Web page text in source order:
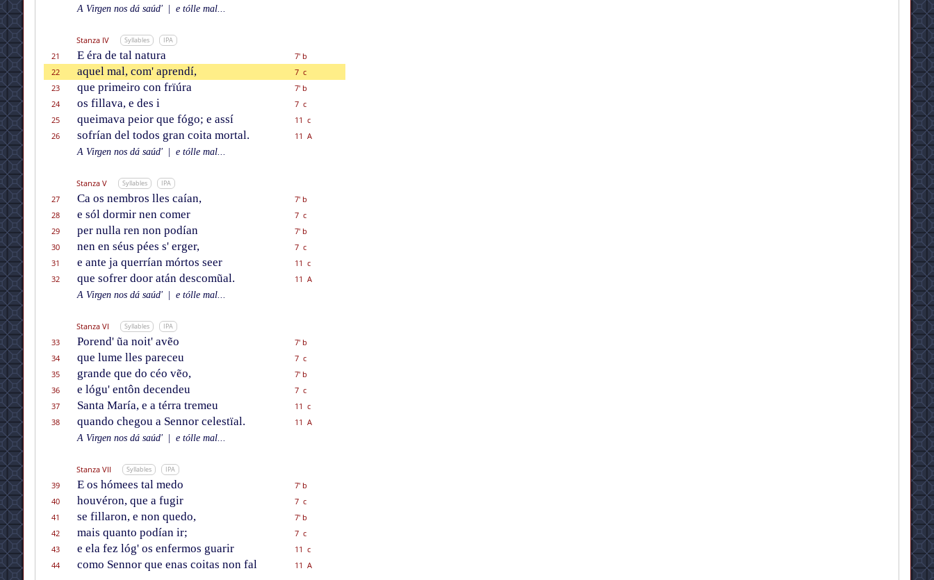
A Virgen nos dá saúd'
e tólle mal...
Stanza IV Syllables IPA
21 E éra de tal natura
7' b
22
aquel mal, com' aprendí,
7 c
23
que primeiro con frïúra
7' b
24
os fillava, e des i
7 c
25
queimava peior que fógo; e assí
11 c
26
sofrían del todos gran coita mortal.
11 A
A Virgen nos dá saúd'
e tólle mal...
Stanza V Syllables IPA
27 Ca os nembros lles caían,
7' b
28
e sól dormir nen comer
7 c
29
per nulla ren non podían
7' b
30
nen en séus pées s' erger,
7 c
31
e ante ja querrían mórtos seer
11 c
32
que sofrer door atán descomũal.
11 A
A Virgen nos dá saúd'
e tólle mal...
Stanza VI Syllables IPA
33 Porend' ũa noit' avẽo
7' b
34
que lume lles pareceu
7 c
35
grande que do céo vẽo,
7' b
36
e lógu' entôn decendeu
7 c
37
Santa María, e a térra tremeu
11 c
38
quando chegou a Sennor celestïal.
11 A
A Virgen nos dá saúd'
e tólle mal...
Stanza VII Syllables IPA
39 E os hómees tal medo
7' b
40
houvéron, que a fugir
7 c
41
se fillaron, e non quedo,
7' b
42
mais quanto podían ir;
7 c
43
e ela fez lóg' os enfermos guarir
11 c
44
como Sennor que enas coitas non fal 11 A